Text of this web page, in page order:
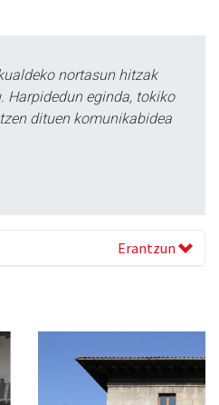
nortasun hitzak
Harpidedun eginda, tokiko
dituen komunikabidea
Erantzun